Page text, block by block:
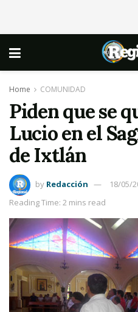
Home COMUNIDAD
Piden que se
Lucio en el
de Ixtlán
by Redacción
18/05/
Reading Time: 2 mins read